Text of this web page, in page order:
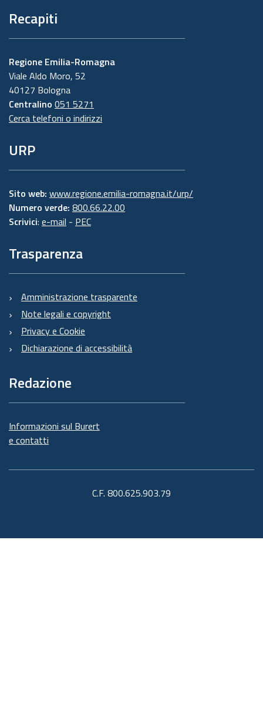
Recapiti
Regione Emilia-Romagna
Viale Aldo Moro, 52
40127 Bologna
Centralino 051 5271
Cerca telefoni o indirizzi
URP
Sito web: www.regione.emilia-romagna.it/urp/
Numero verde: 800.66.22.00
Scrivici: e-mail - PEC
Trasparenza
Amministrazione trasparente
Note legali e copyright
Privacy e Cookie
Dichiarazione di accessibilità
Redazione
Informazioni sul Burert
e contatti
C.F. 800.625.903.79